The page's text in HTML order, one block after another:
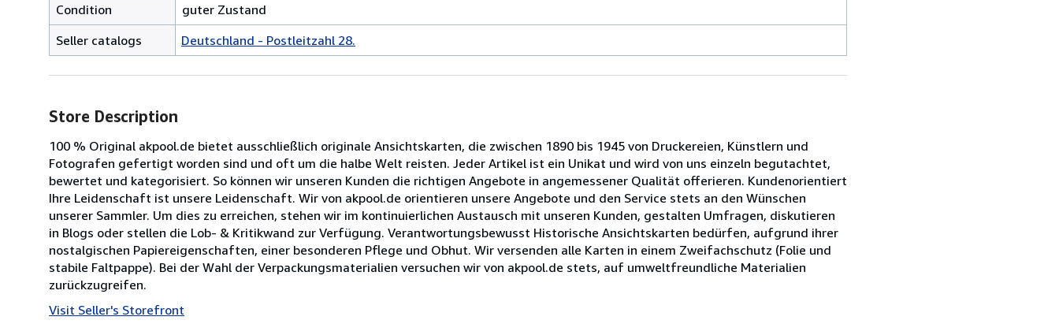
Condition
guter Zustand
Seller catalogs
Deutschland - Postleitzahl 28.
Store Description
100 % Original akpool.de bietet ausschließlich originale Ansichtskarten, die zwischen 1890 bis 1945 von Druckereien, Künstlern und
Fotografen gefertigt worden sind und oft um die halbe Welt reisten. Jeder Artikel ist ein Unikat und wird von uns einzeln begutachtet,
bewertet und kategorisiert. So können wir unseren Kunden die richtigen Angebote in angemessener Qualität offerieren. Kundenorientiert
Ihre Leidenschaft ist unsere Leidenschaft. Wir von akpool.de orientieren unsere Angebote und den Service stets an den Wünschen
unserer Sammler. Um dies zu erreichen, stehen wir im kontinuierlichen Austausch mit unseren Kunden, gestalten Umfragen, diskutieren
in Blogs oder stellen die Lob- & Kritikwand zur Verfügung. Verantwortungsbewusst Historische Ansichtskarten bedürfen, aufgrund ihrer
nostalgischen Papiereigenschaften, einer besonderen Pflege und Obhut. Wir versenden alle Karten in einem Zweifachschutz (Folie und
stabile Faltpappe). Bei der Wahl der Verpackungsmaterialien versuchen wir von akpool.de stets, auf umweltfreundliche Materialien
zurückzugreifen.
Visit Seller's Storefront